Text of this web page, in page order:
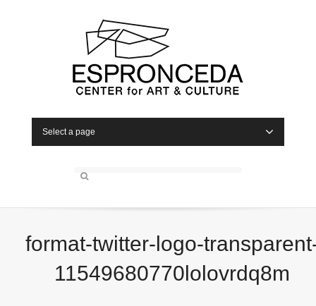
Select a page
format-twitter-logo-
11549680770lolovrdq8m